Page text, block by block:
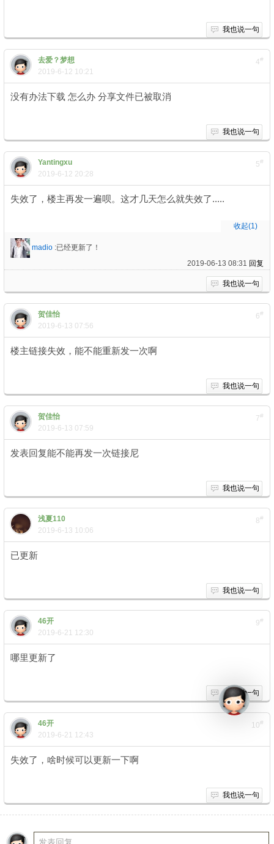
我也说一句
4#
去爱？梦想
2019-6-12 10:21
没有办法下载 怎么办 分享文件已被取消
我也说一句
5#
Yantingxu
2019-6-12 20:28
失效了，楼主再发一遍呗。这才几天怎么就失效了.....
收起(1)
madio :已经更新了！
2019-06-13 08:31 回复
我也说一句
6#
贺佳怡
2019-6-13 07:56
楼主链接失效，能不能重新发一次啊
我也说一句
7#
贺佳怡
2019-6-13 07:59
发表回复能不能再发一次链接尼
我也说一句
8#
浅夏110
2019-6-13 10:06
已更新
我也说一句
9#
46开
2019-6-21 12:30
哪里更新了
我也说一句
10#
46开
2019-6-21 12:43
失效了，啥时候可以更新一下啊
我也说一句